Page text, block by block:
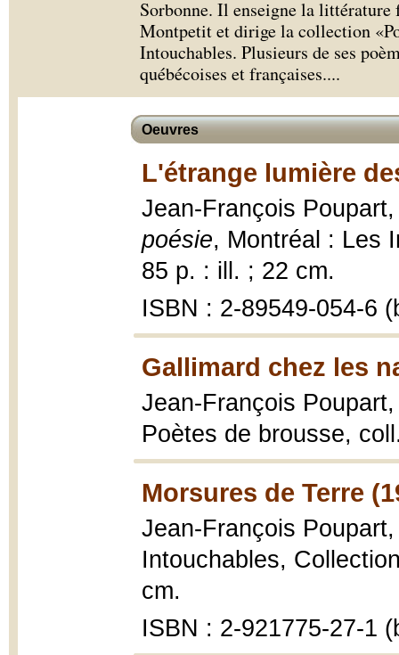
Sorbonne. Il enseigne la littérature
Montpetit et dirige la collection
Intouchables. Plusieurs de ses
québécoises et françaises....
Oeuvres
L'étrange lumière
Jean-François
poésie, Montréal : Les
85 p. : ill. ; 22 cm.
ISBN : 2-89549-054-6
Gallimard chez les
Jean-François
Poètes de brousse,
Morsures de Terre
Jean-François
Intouchables,
cm.
ISBN : 2-921775-27-1